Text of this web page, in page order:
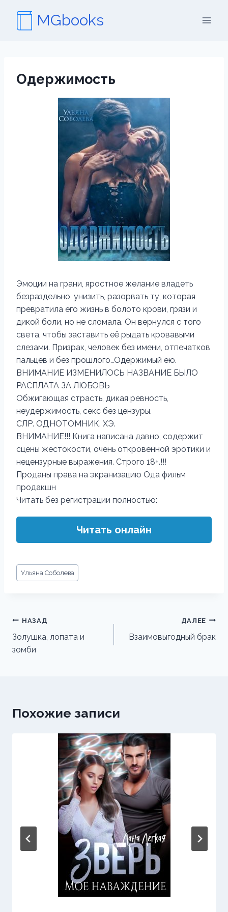
содержимому
MGbooks
Одержимость
Эмоции на грани, яростное желание владеть
безраздельно, унизить, разорвать ту, которая
превратила его жизнь в болото крови, грязи и
дикой боли, но не сломала. Он вернулся с того
света, чтобы заставить её рыдать кровавыми
слезами. Призрак, человек без имени, отпечатков
пальцев и без прошлого…Одержимый ею.
ВНИМАНИЕ ИЗМЕНИЛОСЬ НАЗВАНИЕ БЫЛО
РАСПЛАТА ЗА ЛЮБОВЬ
Обжигающая страсть, дикая ревность,
неудержимость, секс без цензуры.
СЛР. ОДНОТОМНИК. ХЭ.
ВНИМАНИЕ!!! Книга написана давно, содержит
сцены жестокости, очень откровенной эротики и
нецензурные выражения. Строго 18+.!!!
Проданы права на экранизацию Ода фильм
продакшн
Читать без регистрации полностью:
Читать онлайн
Метки
записи:
Ульяна Соболева
Навигация
по
записям
НАЗАД
Золушка, лопата и
зомби
ДАЛЕЕ
Взаимовыгодный брак
Похожие записи